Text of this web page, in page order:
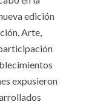
edición
Arte,
expusieron